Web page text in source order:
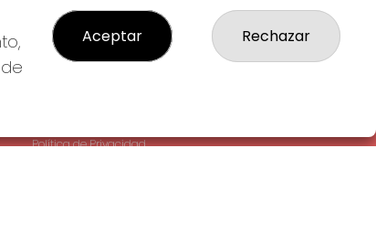
Política de Privacidad
Aceptar Rechazar